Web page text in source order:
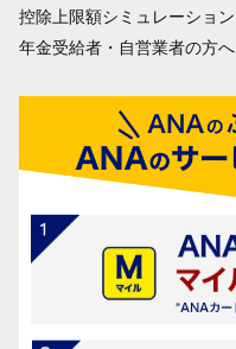
控除上限額シミュレーション
年金受給者・自営業者の方へ